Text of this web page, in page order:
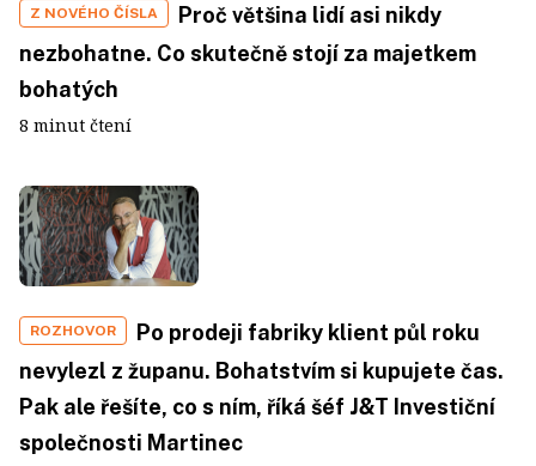
Z NOVÉHO ČÍSLA
Proč většina lidí asi nikdy
nezbohatne. Co skutečně stojí za majetkem
bohatých
8 minut čtení
ROZHOVOR
Po prodeji fabriky klient půl roku
nevylezl z županu. Bohatstvím si kupujete čas.
Pak ale řešíte, co s ním, říká šéf J&T Investiční
společnosti Martinec